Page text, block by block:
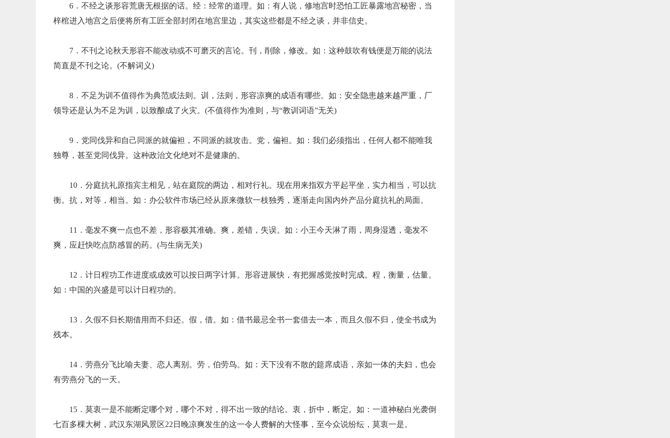
6．不经之谈形容荒唐无根据的话。经：经常的道理。如：有人说，修地宫时恐怕工匠暴露地宫秘密，当
梓棺进入地宫之后便将所有工匠全部封闭在地宫里边，其实这些都是不经之谈，并非信史。
7．不刊之论秋天形容不能改动或不可磨灭的言论。刊，削除，修改。如：这种鼓吹有钱便是万能的说法
简直是不刊之论。(不解词义)
8．不足为训不值得作为典范或法则。训，法则，形容凉爽的成语有哪些。如：安全隐患越来越严重，厂
领导还是认为不足为训，以致酿成了火灾。(不值得作为准则，与“教训词语”无关)
9．党同伐异和自己同派的就偏袒，不同派的就攻击。党，偏袒。如：我们必须指出，任何人都不能唯我
独尊，甚至党同伐异。这种政治文化绝对不是健康的。
10．分庭抗礼原指宾主相见，站在庭院的两边，相对行礼。现在用来指双方平起平坐，实力相当，可以抗
衡。抗，对等，相当。如：办公软件市场已经从原来微软一枝独秀，逐渐走向国内外产品分庭抗礼的局面。
11．毫发不爽一点也不差，形容极其准确。爽，差错，失误。如：小王今天淋了雨，周身湿透，毫发不
爽，应赶快吃点防感冒的药。(与生病无关)
12．计日程功工作进度或成效可以按日两字计算。形容进展快，有把握感觉按时完成。程，衡量，估量。
如：中国的兴盛是可以计日程功的。
13．久假不归长期借用而不归还。假，借。如：借书最忌全书一套借去一本，而且久假不归，使全书成为
残本。
14．劳燕分飞比喻夫妻、恋人离别。劳，伯劳鸟。如：天下没有不散的筵席成语，亲如一体的夫妇，也会
有劳燕分飞的一天。
15．莫衷一是不能断定哪个对，哪个不对，得不出一致的结论。衷，折中，断定。如：一道神秘白光袭倒
七百多棵大树，武汉东湖风景区22日晚凉爽发生的这一令人费解的大怪事，至今众说纷纭，莫衷一是。